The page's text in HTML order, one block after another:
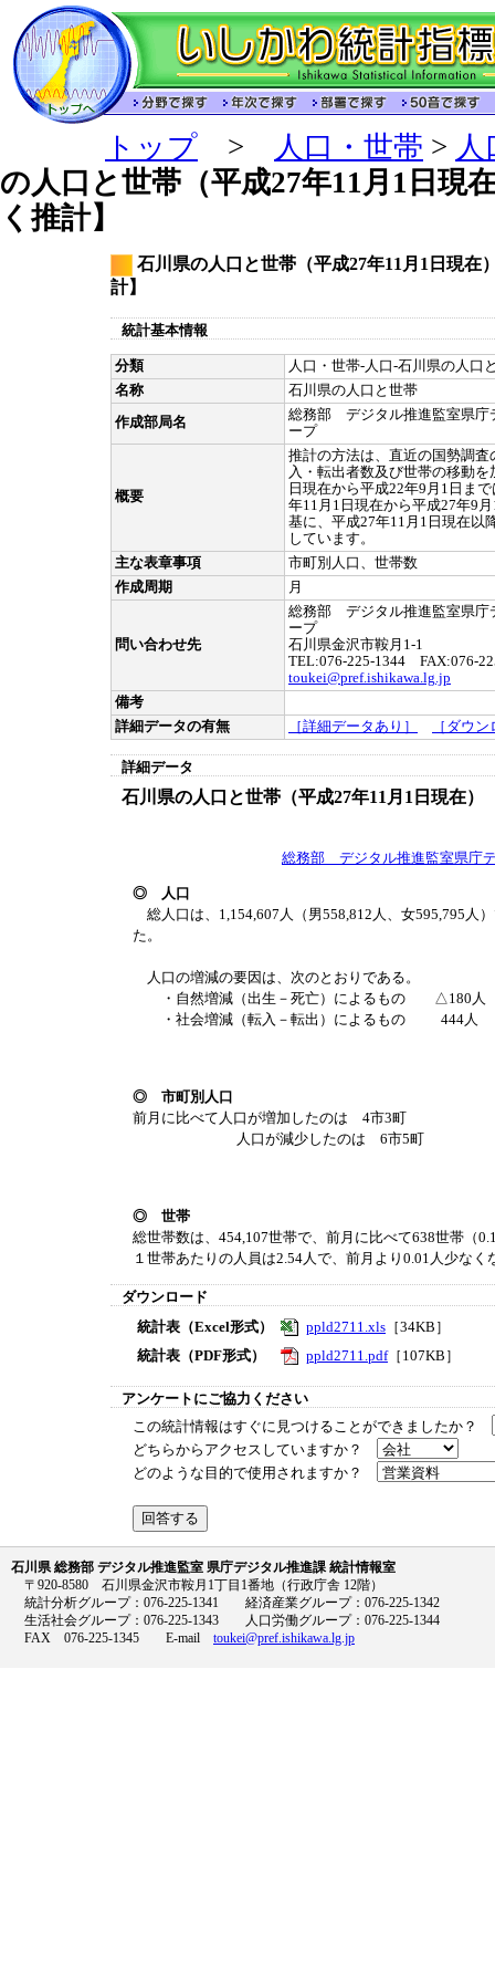
トップ > 人口・世帯 > 人
の人口と世帯（平成27年11月1日現
く推計】
石川県の人口と世帯（平成27年11月1日現在
計】
統計基本情報
分類
人口・世帯-人口-石川県の人口
名称
石川県の人口と世帯
作成部局名
総務部 デジタル推進監室県庁
ープ
概要
推計の方法は、直近の国勢調
入・転出者数及び世帯の移動
日現在から平成22年9月1日ま
年11月1日現在から平成27年9
基に、平成27年11月1日現在以
しています。
主な表章事項
市町別人口、世帯数
作成周期
月
問い合わせ先
総務部 デジタル推進監室県庁
ープ
石川県金沢市鞍月1-1
TEL:076-225-1344 FAX:076-
toukei@pref.ishikawa.lg.jp
備考
詳細データの有無
［詳細データあり］ ［ダウ
詳細データ
石川県の人口と世帯（平成27年11月1日現在
総務部 デジタル推進監室県庁
◎ 人口
総人口は、1,154,607人（男558,812人、女595,795人
た。
人口の増減の要因は、次のとおりである。
・自然増減（出生－死亡）によるもの △180人
・社会増減（転入－転出）によるもの 444人
◎ 市町別人口
前月に比べて人口が増加したのは 4市3町
人口が減少したのは 6市5町
◎ 世帯
総世帯数は、454,107世帯で、前月に比べて638世帯（
１世帯あたりの人員は2.54人で、前月より0.01人少なく
ダウンロード
統計表（Excel形式）
ppld2711.xls ［34KB］
統計表（PDF形式）
ppld2711.pdf［107KB］
アンケートにご協力ください
この統計情報はすぐに見つけることができましたか？
どちらからアクセスしていますか？
どのような目的で使用されますか？
石川県 総務部 デジタル推進監室 県庁デジタル推進課 統計情報室
〒920-8580 石川県金沢市鞍月1丁目1番地（行政庁舎 12階）
統計分析グループ：076-225-1341 経済産業グループ：076-225-1342
生活社会グループ：076-225-1343 人口労働グループ：076-225-1344
FAX 076-225-1345 E-mail toukei@pref.ishikawa.lg.jp